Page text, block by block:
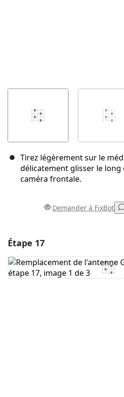
Tirez légèrement sur le
délicatement glisser le long
caméra frontale.
Demander à FixBot
Ajouter un commentaire
Étape 17